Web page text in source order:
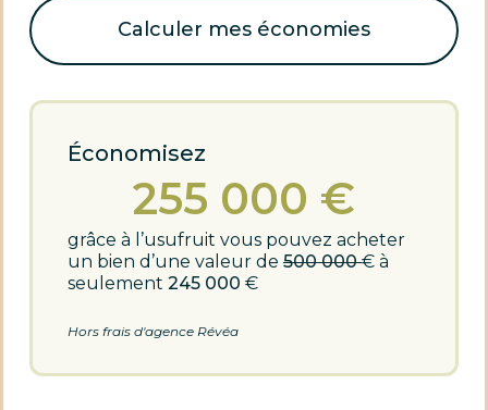
Calculer mes économies
Économisez
255 000 €
grâce à l’usufruit vous pouvez acheter
un bien d’une valeur de 500 000€ à
seulement 245 000 €
Hors frais d'agence Révéa